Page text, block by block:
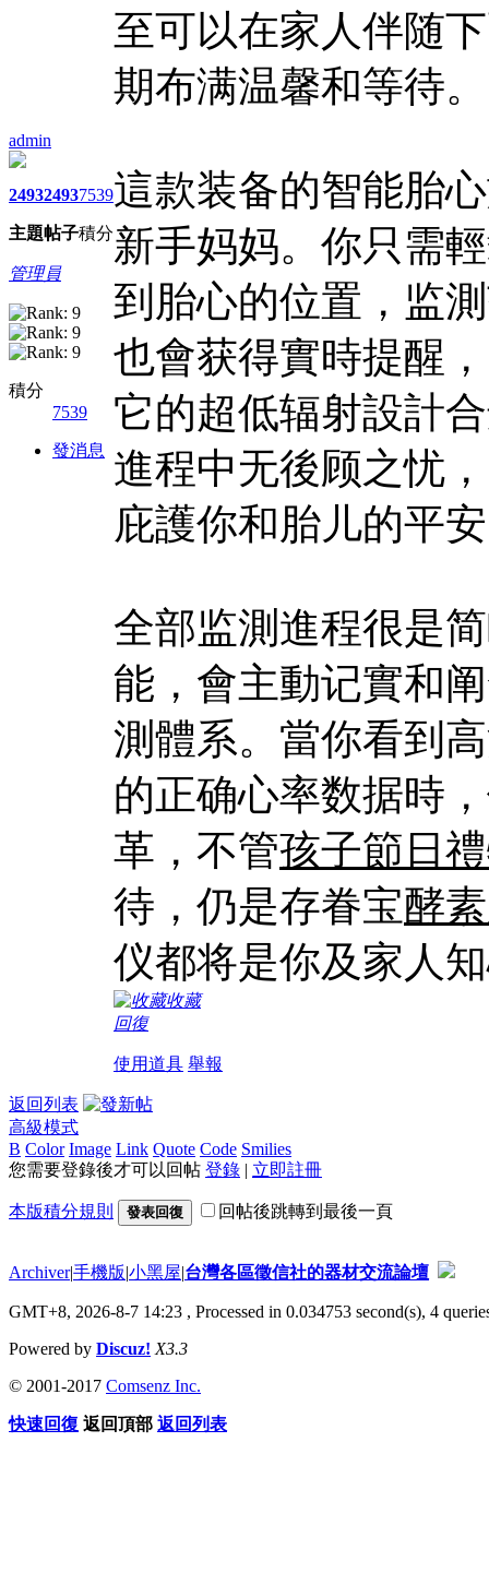
admin
2493
主題
2493
帖子
7539
積分
管理員
積分
7539
發消息
至可以在家人伴随
期布满温馨和等待。
這款装备的智能胎
新手妈妈。你只需
到胎心的位置，监
也會获得實時提醒
它的超低辐射設計
進程中无後顾之忧
庇護你和胎儿的平
全部监測進程很是
能，會主動记實和
測體系。當你看到
的正确心率数据時
革，不管孩子節日
待，仍是存眷宝酵
仪都将是你及家人
收藏
回復
使用道具 舉報
返回列表
高級模式
B Color Image Link Quote Code Smilies
您需要登錄後才可以回帖 登錄 | 立即註冊
本版積分規則 發表回復 回帖後跳轉到最後一頁
Archiver|手機版|小黑屋|台灣各區徵信社的器材交流論壇
GMT+8, 2026-8-7 14:23 , Processed in 0.034753 second(s), 4
Powered by Discuz! X3.3
© 2001-2017 Comsenz Inc.
快速回復 返回頂部 返回列表